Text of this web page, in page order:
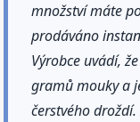
množství máte
prodáváno
Výrobce uvádí,
gramů mouky a
čerstvého